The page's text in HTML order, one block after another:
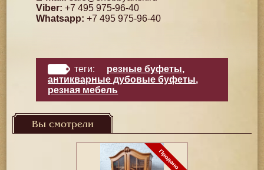
Viber: +7 495 975-96-40
Whatsapp: +7 495 975-96-40
теги: резные буфеты,
антикварные дубовые буфеты,
резная мебель
Вы смотрели